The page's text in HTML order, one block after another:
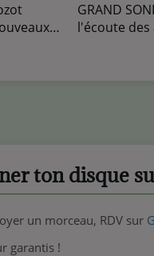
GRAND
l'écoute
ton disque
un morceau, RDV sur
garantis !